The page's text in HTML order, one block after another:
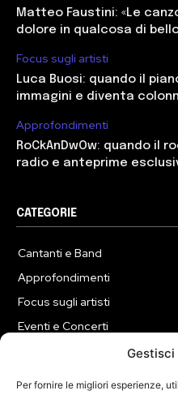
Gestisci
Per fornire le migliori esperienze,
Matteo Faustini: «Le
dolore in qualcosa di
Focus sugli artisti
Luca Buosi: quando il
immagini e diventa
Approfondimenti
RoCkAnDwOw: quando
radio e anteprime
CATEGORIE
Cantanti e Band
Approfondimenti
Focus sugli artisti
Eventi e Concerti